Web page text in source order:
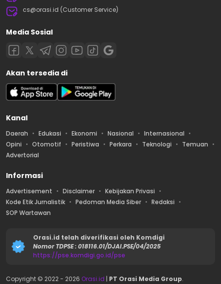
cs@orasi.id (Customer Service)
Media Sosial
Akan tersedia di
Kanal
Daerah Edukasi Ekonomi Nasional
Internasional
Opini
Otomotif Peristiwa Perkara Teknologi
Temuan
Advertorial
Informasi
Advertisement Disclaimer
Kebijakan Privasi
Kode Etik Jurnalistik
Pedoman Media Siber
Redaksi
SOP Wartawan
Orasi.id telah diverifikasi oleh Komdigi
Nomor TDPSE : 018116.01/DJAI.PSE/04/2025
https://pse.komdigi.go.id/pse
Copyright © 2022 - 2026 Orasi.id | PT Orasi Media Group.